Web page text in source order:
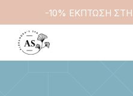
-10% ΕΚΠΤΩΣΗ